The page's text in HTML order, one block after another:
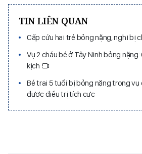
TIN LIÊN QUAN
Cấp cứu hai trẻ bỏng nặng, nghi bị
Vụ 2 cháu bé ở Tây Ninh bỏng
kịch
Bé trai 5 tuổi bị bỏng nặng trong vụ
được điều trị tích cực